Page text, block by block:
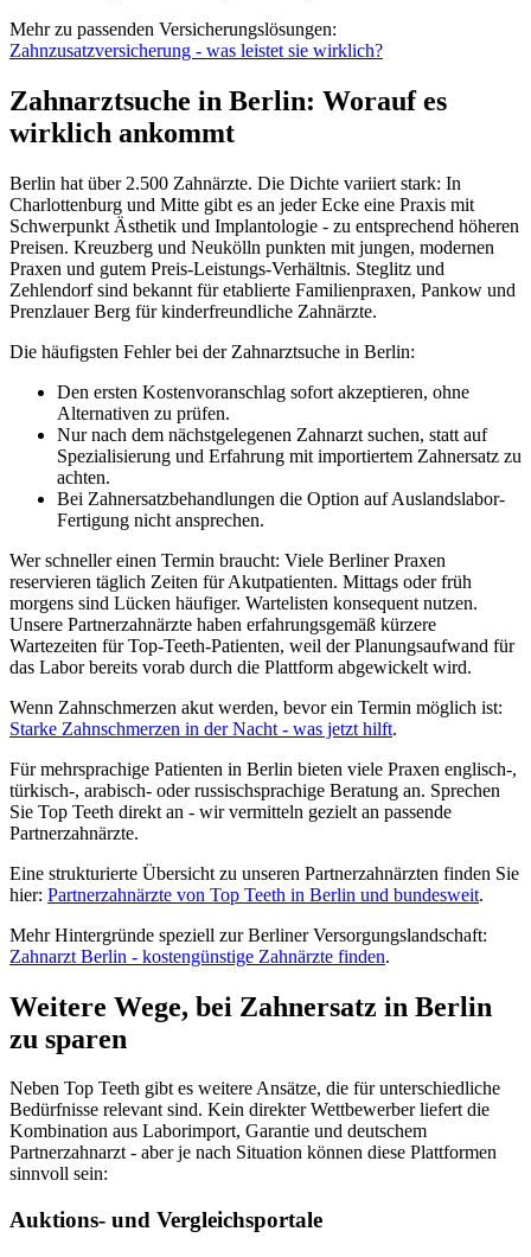
Mehr zu passenden Versicherungslösungen:
Zahnzusatzversicherung - was leistet sie wirklich?
Zahnarztsuche in Berlin: Worauf es
wirklich ankommt
Berlin hat über 2.500 Zahnärzte. Die Dichte variiert stark: In
Charlottenburg und Mitte gibt es an jeder Ecke eine Praxis mit
Schwerpunkt Ästhetik und Implantologie - zu entsprechend höheren
Preisen. Kreuzberg und Neukölln punkten mit jungen, modernen
Praxen und gutem Preis-Leistungs-Verhältnis. Steglitz und
Zehlendorf sind bekannt für etablierte Familienpraxen, Pankow und
Prenzlauer Berg für kinderfreundliche Zahnärzte.
Die häufigsten Fehler bei der Zahnarztsuche in Berlin:
Den ersten Kostenvoranschlag sofort akzeptieren, ohne
Alternativen zu prüfen.
Nur nach dem nächstgelegenen Zahnarzt suchen, statt auf
Spezialisierung und Erfahrung mit importiertem Zahnersatz zu
achten.
Bei Zahnersatzbehandlungen die Option auf Auslandslabor-
Fertigung nicht ansprechen.
Wer schneller einen Termin braucht: Viele Berliner Praxen
reservieren täglich Zeiten für Akutpatienten. Mittags oder früh
morgens sind Lücken häufiger. Wartelisten konsequent nutzen.
Unsere Partnerzahnärzte haben erfahrungsgemäß kürzere
Wartezeiten für Top-Teeth-Patienten, weil der Planungsaufwand für
das Labor bereits vorab durch die Plattform abgewickelt wird.
Wenn Zahnschmerzen akut werden, bevor ein Termin möglich ist:
Starke Zahnschmerzen in der Nacht - was jetzt hilft.
Für mehrsprachige Patienten in Berlin bieten viele Praxen englisch-,
türkisch-, arabisch- oder russischsprachige Beratung an. Sprechen
Sie Top Teeth direkt an - wir vermitteln gezielt an passende
Partnerzahnärzte.
Eine strukturierte Übersicht zu unseren Partnerzahnärzten finden Sie
hier: Partnerzahnärzte von Top Teeth in Berlin und bundesweit.
Mehr Hintergründe speziell zur Berliner Versorgungslandschaft:
Zahnarzt Berlin - kostengünstige Zahnärzte finden.
Weitere Wege, bei Zahnersatz in Berlin
zu sparen
Neben Top Teeth gibt es weitere Ansätze, die für unterschiedliche
Bedürfnisse relevant sind. Kein direkter Wettbewerber liefert die
Kombination aus Laborimport, Garantie und deutschem
Partnerzahnarzt - aber je nach Situation können diese Plattformen
sinnvoll sein:
Auktions- und Vergleichsportale